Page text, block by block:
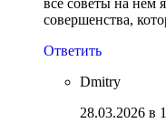
совершенства,
Ответить
Dmitry
28.03.2026 в